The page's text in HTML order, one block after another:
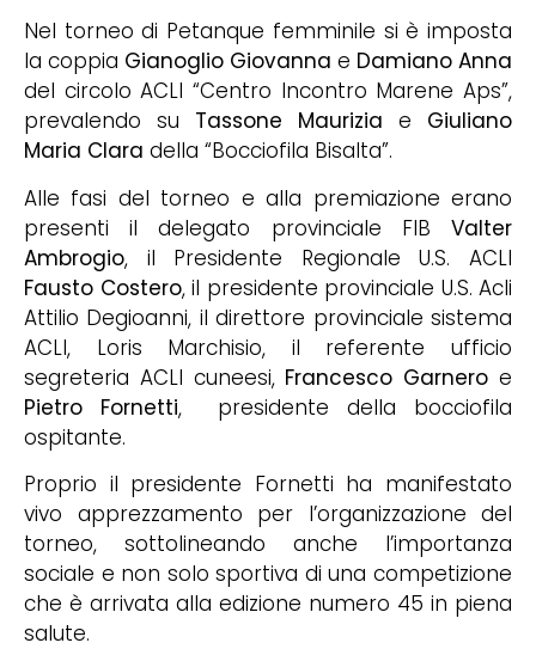
Nel torneo di Petanque femminile si è imposta
la coppia Gianoglio Giovanna e Damiano Anna
del circolo ACLI “Centro Incontro Marene Aps”,
prevalendo su Tassone Maurizia e Giuliano
Maria Clara della “Bocciofila Bisalta”.
Alle fasi del torneo e alla premiazione erano
presenti il delegato provinciale FIB Valter
Ambrogio, il Presidente Regionale U.S. ACLI
Fausto Costero, il presidente provinciale U.S. Acli
Attilio Degioanni, il direttore provinciale sistema
ACLI, Loris Marchisio, il referente ufficio
segreteria ACLI cuneesi, Francesco Garnero e
Pietro Fornetti, presidente della bocciofila
ospitante.
Proprio il presidente Fornetti ha manifestato
vivo apprezzamento per l’organizzazione del
torneo, sottolineando anche l’importanza
sociale e non solo sportiva di una competizione
che è arrivata alla edizione numero 45 in piena
salute.